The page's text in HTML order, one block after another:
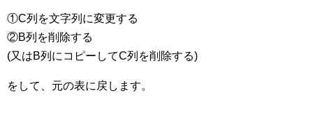
①C列を文字列に変更する
②B列を削除する
(又はB列にコピーしてC列を削除する)
をして、元の表に戻します。